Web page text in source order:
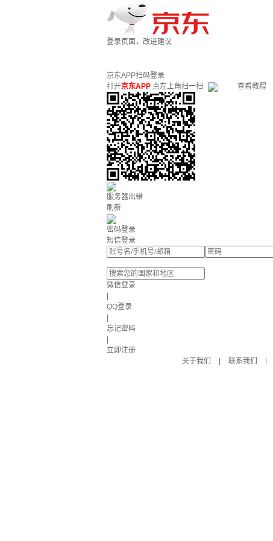
登录页面，改进建议
京东APP扫码登录
打开京东APP 点左上角扫一扫 查看教程
服务器出错
刷新
密码登录
短信登录
微信登录
QQ登录
忘记密码
立即注册
关于我们
联系我们